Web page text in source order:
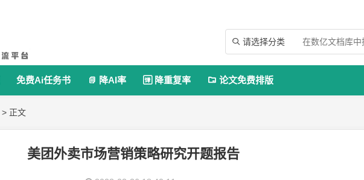
 请选择分类
免费Ai任务书  降AI率  降重复率  论文免费排版
> 正文
美团外卖市场营销策略研究开题报告